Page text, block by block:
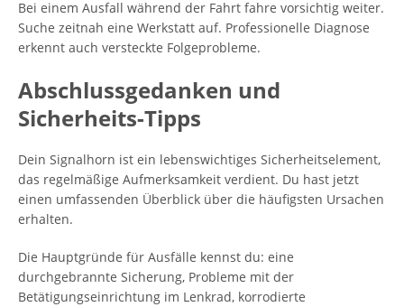
Bei einem Ausfall während der Fahrt fahre vorsichtig weiter.
Suche zeitnah eine Werkstatt auf. Professionelle Diagnose
erkennt auch versteckte Folgeprobleme.
Abschlussgedanken und
Sicherheits-Tipps
Dein Signalhorn ist ein lebenswichtiges Sicherheitselement,
das regelmäßige Aufmerksamkeit verdient. Du hast jetzt
einen umfassenden Überblick über die häufigsten Ursachen
erhalten.
Die Hauptgründe für Ausfälle kennst du: eine
durchgebrannte Sicherung, Probleme mit der
Betätigungseinrichtung im Lenkrad, korrodierte